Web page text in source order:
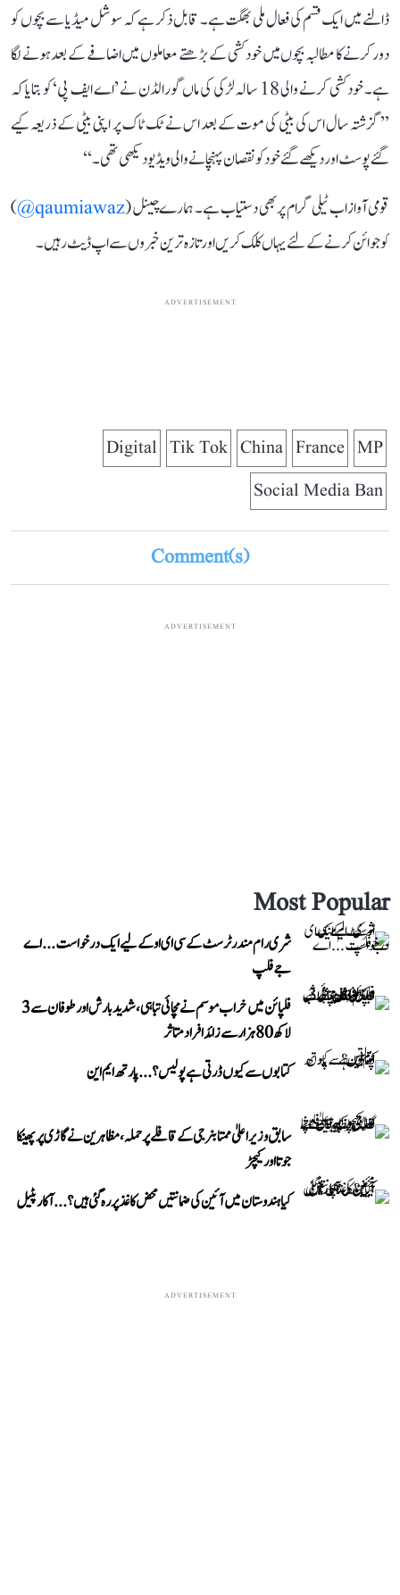
ڈالنے میں ایک قسم کی فعال ملی بھگت ہے۔ قابل ذکر ہے کہ سوشل میڈیا سے بچوں کو
دور کرنے کا مطالبہ بچوں میں خودکشی کے بڑھتے معاملوں میں اضافے کے بعد ہونے لگا
ہے۔ خودکشی کرنے والی 18 سالہ لڑکی کی ماں گورالڈن نے ’اے ایف پی‘ کو بتایا کہ
’’گزشتہ سال اس کی بیٹی کی موت کے بعد اس نے ٹک ٹاک پر اپنی بیٹی کے ذریعہ کیے
گئے پوسٹ اور دیکھے گئے خود کو نقصان پہنچانے والی ویڈیو دیکھی تھی۔‘‘
قومی آواز اب ٹیلی گرام پر بھی دستیاب ہے۔ ہمارے چینل (qaumiawaz@
)
کو جوائن کرنے کے لئے یہاں کلک کریں اور تازہ ترین خبروں سے اپ ڈیٹ رہیں۔
ADVERTISEMENT
MP
France
China
Tik Tok
Digital
Social Media Ban
Comment(s)
ADVERTISEMENT
Most Popular
شری رام مندر ٹرسٹ کے سی ای او کے لیے ایک درخواست...اے
جے فلپ
فلپائن میں خراب موسم نے مچائی تباہی، شدید بارش اور طوفان سے 3
لاکھ 80 ہزار سے زائد افراد متاثر
کتابوں سے کیوں ڈرتی ہے پولیس؟...پارتھ ایم این
سابق وزیر اعلیٰ ممتا بنرجی کے قافلے پر حملہ، مظاہرین نے گاڑی پر پھینکا
جوتا اور کیچڑ
کیا ہندوستان میں آئین کی ضمانتیں محض کاغذ پر رہ گئی ہیں؟...آکار پٹیل
ADVERTISEMENT